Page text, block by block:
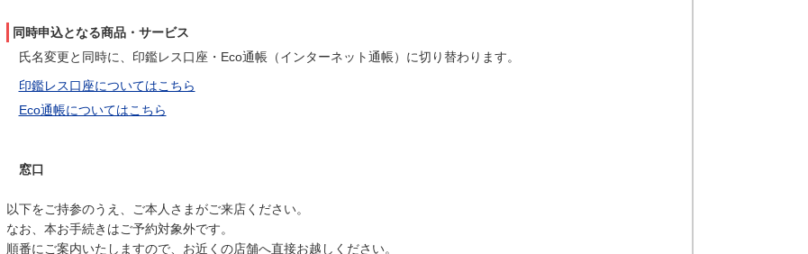
同時申込となる商品・サービス
氏名変更と同時に、印鑑レス口座・Eco通帳（インターネット通帳）に切り替わります。
印鑑レス口座についてはこちら
Eco通帳についてはこちら
窓口
以下をご持参のうえ、ご本人さまがご来店ください。
なお、本お手続きはご予約対象外です。
順番にご案内いたしますので、お近くの店舗へ直接お越しください。